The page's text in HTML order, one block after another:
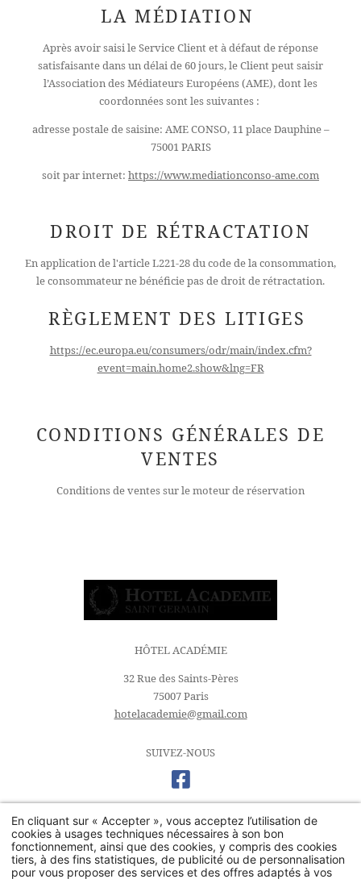
LA MÉDIATION
Après avoir saisi le Service Client et à défaut de réponse
satisfaisante dans un délai de 60 jours, le Client peut saisir
l’Association des Médiateurs Européens (AME), dont les
coordonnées sont les suivantes :
adresse postale de saisine: AME CONSO, 11 place Dauphine –
75001 PARIS
soit par internet: https://www.mediationconso-ame.com
DROIT DE RÉTRACTATION
En application de l'article L221-28 du code de la consommation,
le consommateur ne bénéficie pas de droit de rétractation.
RÈGLEMENT DES LITIGES
https://ec.europa.eu/consumers/odr/main/index.cfm?
event=main.home2.show&lng=FR
CONDITIONS GÉNÉRALES DE
VENTES
Conditions de ventes sur le moteur de réservation
HÔTEL ACADÉMIE
32 Rue des Saints-Pères
75007 Paris
hotelacademie@gmail.com
SUIVEZ-NOUS
Hôtel rue des Saints-Pères
Hôtel 4 étoiles à Saint-Germain-des-Prés
© 2026 Hotel Académie -Mentions légales-FAQ- powered by
SPA
OFFRES
QUARTIER
CONCIERGERIE
+33 1 45 49 80 00
En cliquant sur « Accepter », vous acceptez l’utilisation de
cookies à usages techniques nécessaires à son bon
fonctionnement, ainsi que des cookies, y compris des cookies
tiers, à des fins statistiques, de publicité ou de personnalisation
pour vous proposer des services et des offres adaptés à vos